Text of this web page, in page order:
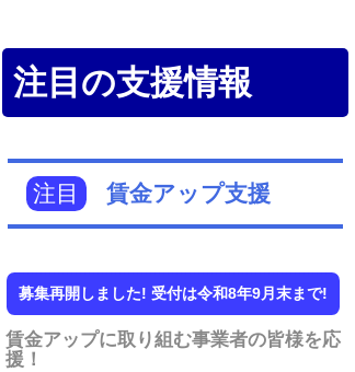
注目の支援情報
注目 賃金アップ支援
募集再開しました! 受付は令和8年9月末まで!
賃金アップに取り組む事業者の皆様を応
援！